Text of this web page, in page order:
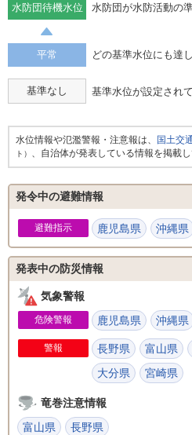
水防団待機水位 水防団が水防活動の
平常 どの基準水位にも達
基準なし 基準水位が設定され
水位情報や氾濫警報・注意報は、 国土交
ト） 、自治体が発表している情報を掲載し
発令中の避難情報
避難指示 鹿児島県 沖縄県
発表中の防災情報
気象警報
危険警報 鹿児島県 沖縄県
警報 長野県 富山県
大分県
宮崎県
竜巻注意情報
富山県
長野県